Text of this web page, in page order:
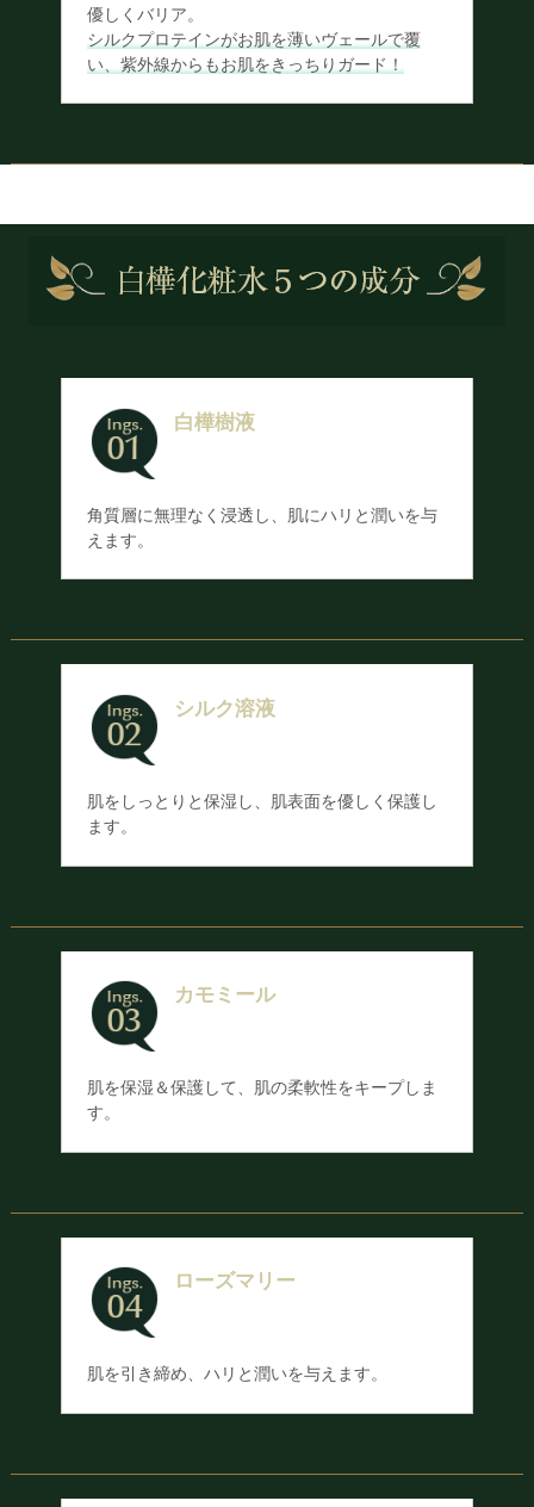
優しくバリア。
シルクプロテインがお肌を薄いヴェールで覆
い、紫外線からもお肌をきっちりガード！
白樺樹液
角質層に無理なく浸透し、肌にハリと潤いを与
えます。
シルク溶液
肌をしっとりと保湿し、肌表面を優しく保護し
ます。
カモミール
肌を保湿＆保護して、肌の柔軟性をキープしま
す。
ローズマリー
肌を引き締め、ハリと潤いを与えます。